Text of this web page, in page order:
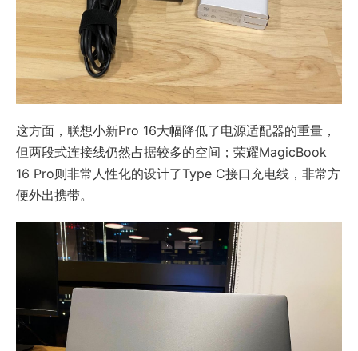
这方面，联想小新Pro 16大幅降低了电源适配器的重量，
但两段式连接线仍然占据较多的空间；荣耀MagicBook
16 Pro则非常人性化的设计了Type C接口充电线，非常方
便外出携带。